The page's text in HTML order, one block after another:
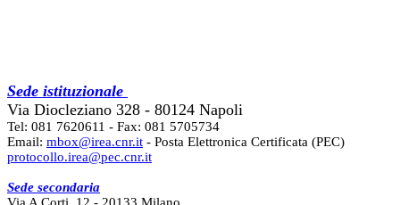
Sede istituzionale
Via Diocleziano 328 - 80124 Napoli
Tel: 081 7620611 - Fax: 081 5705734
Email: mbox@irea.cnr.it - Posta Elettronica Certificata (PEC)
protocollo.irea@pec.cnr.it
Sede secondaria
Via A Corti, 12 - 20133 Milano